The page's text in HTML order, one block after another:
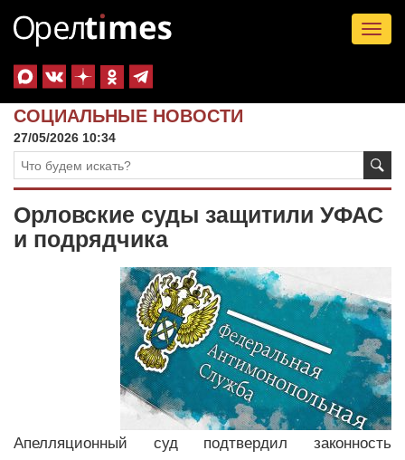
СОЦИАЛЬНЫЕ НОВОСТИ
27/05/2026 10:34
Орловские суды защитили УФАС
и подрядчика
Апелляционный суд подтвердил законность